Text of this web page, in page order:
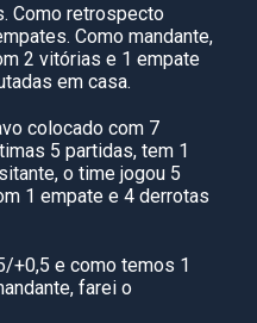
Como retrospecto
Como mandante,
2 vitórias e 1 empate
em casa.
colocado com 7
5 partidas, tem 1
o time jogou 5
1 empate e 4 derrotas
+0,5 e como temos 1
farei o